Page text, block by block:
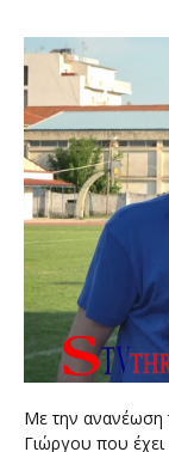
Με την ανανέωση
Γιώργου που